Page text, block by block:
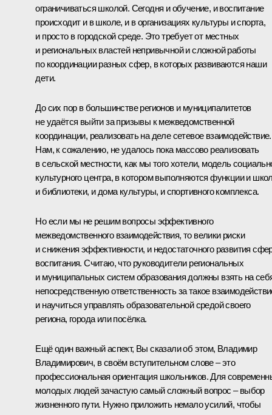
ограничиваться школой. Сегодня и обучение, и воспитание
происходит и в школе, и в организациях культуры и спорта,
и просто в городской среде. Это требует от местных
и региональных властей непривычной и сложной работы
по координации разных сфер, в которых развиваются наши
дети.
До сих пор в большинстве регионов и муниципалитетов
не удаётся выйти за призывы к межведомственной
координации, реализовать на деле сетевое взаимодействие.
Нам, к сожалению, не удалось пока массово реализовать
в сельской местности, как мы того хотели, модель
культурного центра, в котором выполняются функции и
и библиотеки, и дома культуры, и спортивного комплекса.
Но если мы не решим вопросы эффективного
межведомственного взаимодействия, то велики риски
и снижения эффективности, и недостаточного развития
воспитания. Считаю, что руководители региональных
и муниципальных систем образования должны взять на
непосредственную ответственность за такое
и научиться управлять образовательной средой своего
региона, города или посёлка.
Ещё один важный аспект, Вы сказали об этом, Владимир
Владимирович, в своём вступительном слове – это
профессиональная ориентация школьников. Для
молодых людей зачастую самый сложный вопрос – выбор
жизненного пути. Нужно приложить немало усилий, чтобы